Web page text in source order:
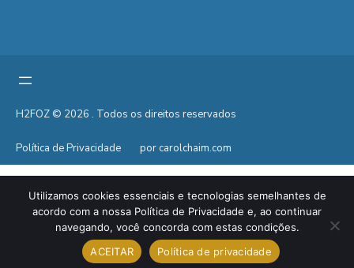
H2FOZ © 2026 . Todos os direitos reservados
Política de Privacidade por carolchaim.com
Utilizamos cookies essenciais e tecnologias semelhantes de
acordo com a nossa Política de Privacidade e, ao continuar
navegando, você concorda com estas condições.
ACEITAR
Política de privacidade